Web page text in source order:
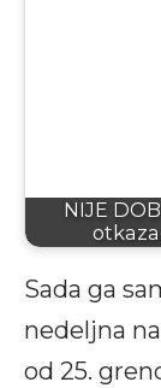
NIJE
Sada ga
nedeljna
od 25.